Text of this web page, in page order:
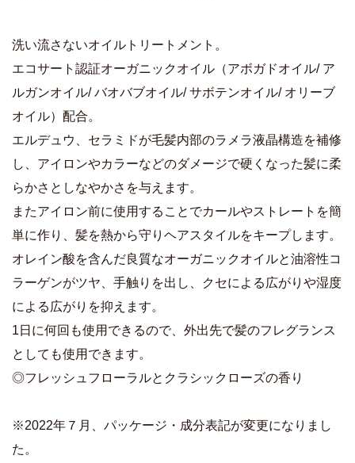
洗い流さないオイルトリートメント。
エコサート認証オーガニックオイル（アボガドオイル/ ア
ルガンオイル/ バオバブオイル/ サボテンオイル/ オリーブ
オイル）配合。
エルデュウ、セラミドが毛髪内部のラメラ液晶構造を補修
し、アイロンやカラーなどのダメージで硬くなった髪に柔
らかさとしなやかさを与えます。
またアイロン前に使用することでカールやストレートを簡
単に作り、髪を熱から守りヘアスタイルをキープします。
オレイン酸を含んだ良質なオーガニックオイルと油溶性コ
ラーゲンがツヤ、手触りを出し、クセによる広がりや湿度
による広がりを抑えます。
1日に何回も使用できるので、外出先で髪のフレグランス
としても使用できます。
◎フレッシュフローラルとクラシックローズの香り
※2022年７月、パッケージ・成分表記が変更になりまし
た。